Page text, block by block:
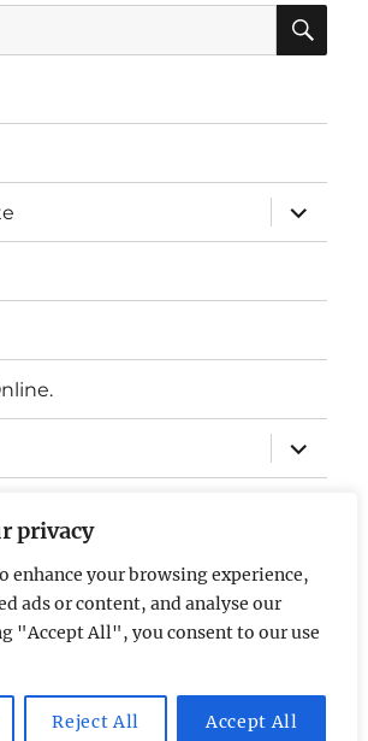
privacy
enhance your browsing experience,
ads or content, and analyse our
"Accept All", you consent to our use
Reject All Accept All
öffnen
öffnen
öffnen
Language
öffnen
| Post-merger Integration |
präsentiert von WordPress